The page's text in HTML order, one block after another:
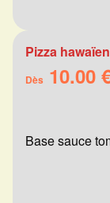
Pizza
Dès 10.00
Base sauce